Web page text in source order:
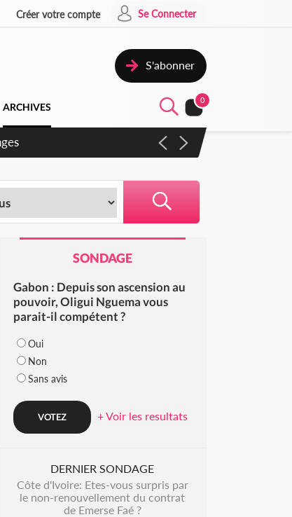
Créer votre compte Se Connecter
S'abonner
ARCHIVES
0
SONDAGE
Gabon : Depuis son ascension au
pouvoir, Oligui Nguema vous
parait-il compétent ?
Oui
Non
Sans avis
+ Voir les resultats
DERNIER SONDAGE
Côte d'Ivoire: Etes-vous surpris par
le non-renouvellement du contrat
de Emerse Faé ?